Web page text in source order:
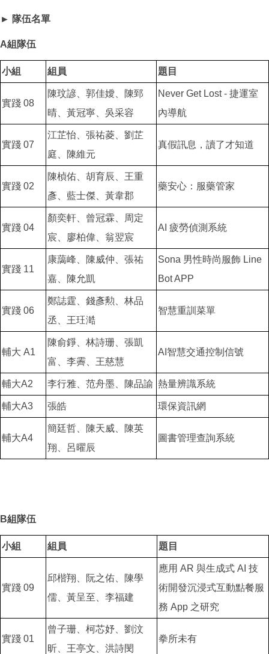
► 隊伍名單
A組隊伍
小組 組員 題目
實踐 08
陳玟諺、郭佳嬡、陳郅
晴、黃冠寧、吳采容
Never Get Lost - 捷運室
內導航
實踐 07
江芷怡、張祐菱、劉芷
庭、陳維元
真假訊息，讀了才知道
實踐 02
陳楨佑、胡育辰、王重
彥、藍士傑、黃韋郡
藥安心：服藥管家
實踐 04
顏奕軒、曾冠霖、周定
宸、廖柏偉、翁翌宸
AI 疲勞偵測系統
實踐 11
康藹峰、陳威仲、張祐
嘉、陳允凱
Sona 男性時尚服飾 Line
Bot APP
實踐 06
鄭誌霆、錢彥勲、林品
丞、王玨澔
智慧重訓菜單
輔大 A1
陳俞錚、林詩珊、張凱
富、李霽、王慈慧
AI智慧交通控制信號
輔大A2 李行雅、范舟墨、陳品諭 熱量辨識系統
輔大A3 張皓 環保資訊網
輔大A4
簡廷哲、陳天威、陳英
翔、呂曜辰
圖書管理查詢系統
B組隊伍
小組 組員 題目
實踐 09
邱楷翔、阮之佑、陳學
儒、黃呈至、李福建
應用 AR 與生成式 AI 技
術開發沉浸式互動點餐服
務 App 之研究
實踐 01
曾子珊、柯芯妤、劉汶
昕、王亭文、洪詩閔
拳所未有